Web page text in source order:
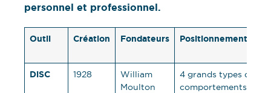
personnel et professionnel.
Outil Création Fondateurs Positionnement
DiSC 1928
William
Moulton
4 grands types de
comportements